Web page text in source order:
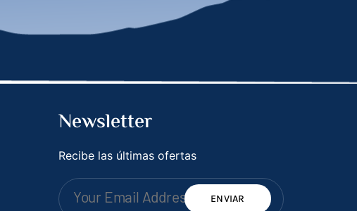
Newsletter
Recibe las últimas ofertas
ENVIAR